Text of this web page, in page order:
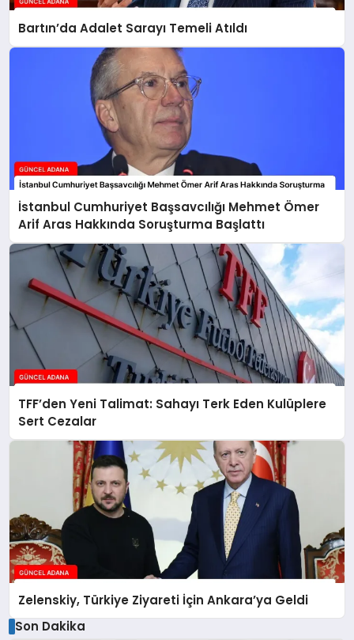
Bartın’da Adalet Sarayı Temeli Atıldı
İstanbul Cumhuriyet Başsavcılığı Mehmet Ömer
Arif Aras Hakkında Soruşturma Başlattı
TFF’den Yeni Talimat: Sahayı Terk Eden Kulüplere
Sert Cezalar
Zelenskiy, Türkiye Ziyareti İçin Ankara’ya Geldi
Son Dakika